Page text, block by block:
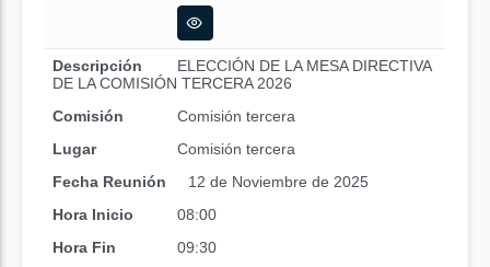
Descripción
ELECCIÓN DE LA MESA DIRECTIVA
DE LA COMISIÓN TERCERA 2026
Comisión
Comisión tercera
Lugar
Comisión tercera
Fecha Reunión
12 de Noviembre de 2025
Hora Inicio
08:00
Hora Fin
09:30